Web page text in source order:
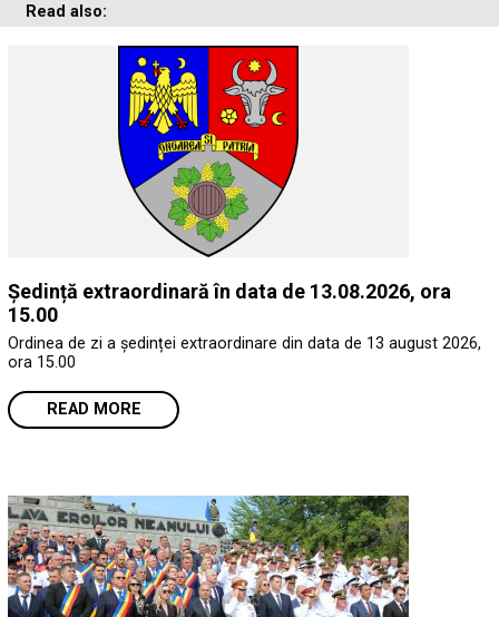
Read also:
Ședință extraordinară în data de 13.08.2026, ora
15.00
Ordinea de zi a ședinței extraordinare din data de 13 august 2026,
ora 15.00
READ MORE